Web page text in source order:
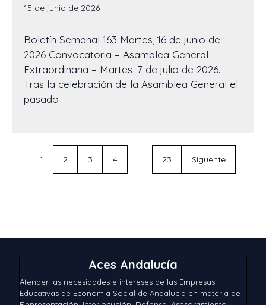
15 de junio de 2026
Boletín Semanal 163 Martes, 16 de junio de
2026 Convocatoria – Asamblea General
Extraordinaria – Martes, 7 de julio de 2026.
Tras la celebración de la Asamblea General el
pasado
1 2 3 4 … 23 Siguente
Aces Andalucía
Atender las necesidades e intereses de las Empresas
Educativas de Economía Social de Andalucía en materia de